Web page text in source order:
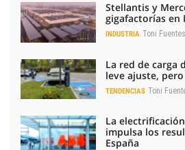
Stellantis y
gigafactorías en
INDUSTRIA Toni Fuentes
La red de carga
leve ajuste,
TENDENCIAS Toni
La
impulsa los
España